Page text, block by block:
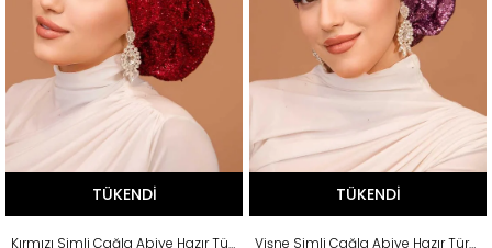
TÜKENDI
Kırmızı Simli Çağla Abiye Hazır Türban Bone
TÜKENDI
Vişne Simli Çağla Abiye Hazır Türban Bone